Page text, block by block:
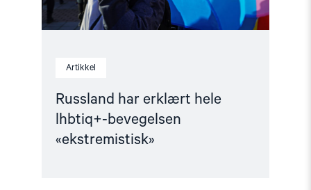
Artikkel
Russland har erklært hele
lhbtiq+-bevegelsen
«ekstremistisk»